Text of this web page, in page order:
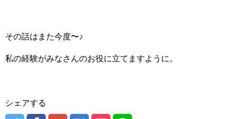
その話はまた今度〜♪
私の経験がみなさんのお役に立てますように。
シェアする